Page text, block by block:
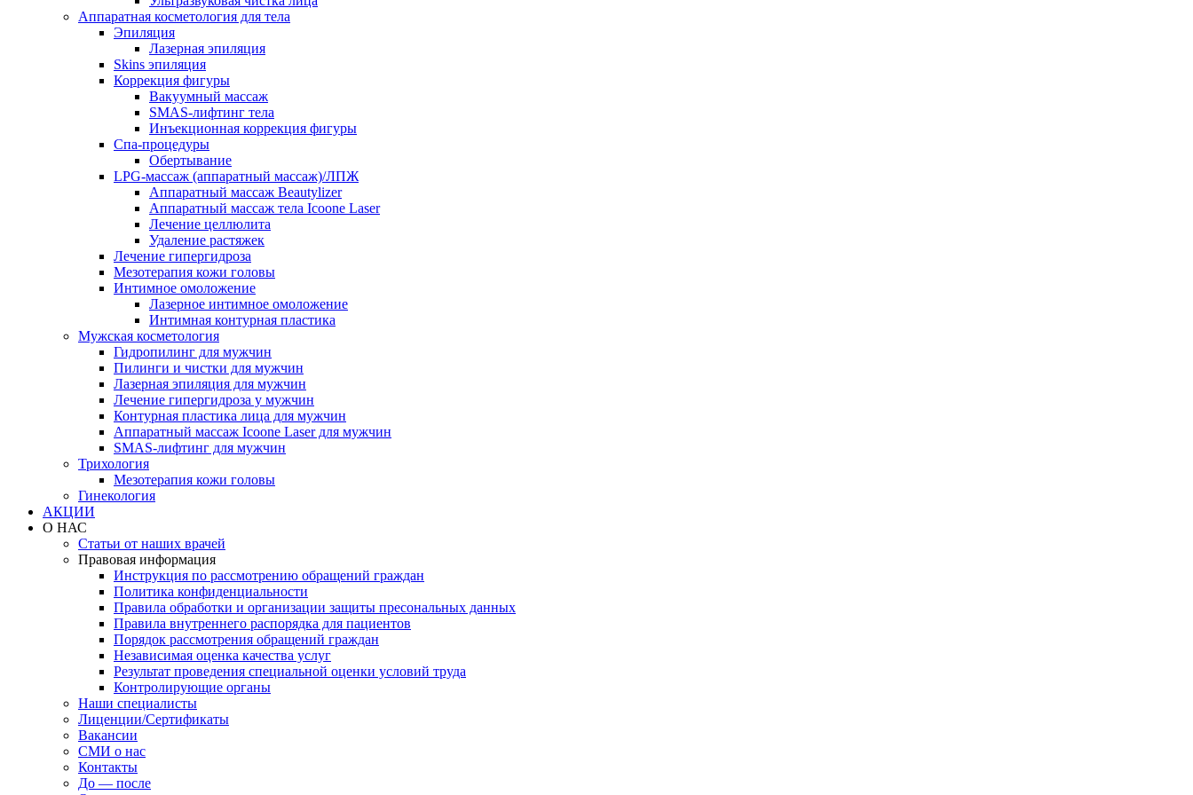
Аппаратная косметология для тела
Эпиляция
Лазерная эпиляция
Skins эпиляция
Коррекция фигуры
Вакуумный массаж
SMAS-лифтинг тела
Инъекционная коррекция фигуры
Спа-процедуры
Обертывание
LPG-массаж (аппаратный массаж)/ЛПЖ
Аппаратный массаж Beautylizer
Аппаратный массаж тела Icoone Laser
Лечение целлюлита
Удаление растяжек
Лечение гипергидроза
Мезотерапия кожи головы
Интимное омоложение
Лазерное интимное омоложение
Интимная контурная пластика
Мужская косметология
Гидропилинг для мужчин
Пилинги и чистки для мужчин
Лазерная эпиляция для мужчин
Лечение гипергидроза у мужчин
Контурная пластика лица для мужчин
Аппаратный массаж Icoone Laser для мужчин
SMAS-лифтинг для мужчин
Трихология
Мезотерапия кожи головы
Гинекология
АКЦИИ
О НАС
Статьи от наших врачей
Правовая информация
Инструкция по рассмотрению обращений граждан
Политика конфиденциальности
Правила обработки и организации защиты пресональных данных
Правила внутреннего распорядка для пациентов
Порядок рассмотрения обращений граждан
Независимая оценка качества услуг
Результат проведения специальной оценки условий труда
Контролирующие органы
Наши специалисты
Лиценции/Сертификаты
Вакансии
СМИ о нас
Контакты
До — после